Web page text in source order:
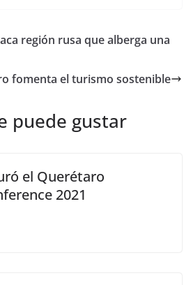
s
p
y
n
gr
m
e
región rusa que alberga una
fomenta el turismo sostenible
puede gustar
el Querétaro
2021